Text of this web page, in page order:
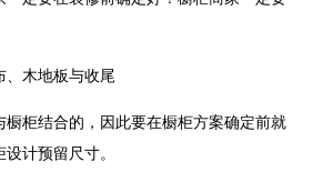
木地板与收尾
橱柜结合的，因此要在橱柜方案确定前就
计预留尺寸。